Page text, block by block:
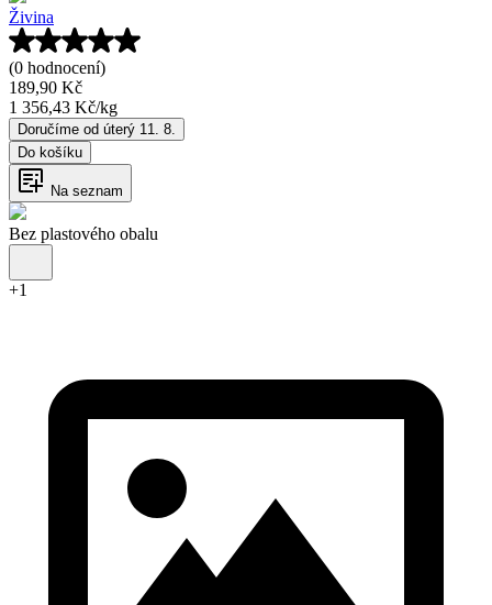
Živina
(0 hodnocení)
189,90 Kč
1 356,43 Kč/kg
Doručíme od úterý 11. 8.
Do košíku
Na seznam
Bez plastového obalu
+1